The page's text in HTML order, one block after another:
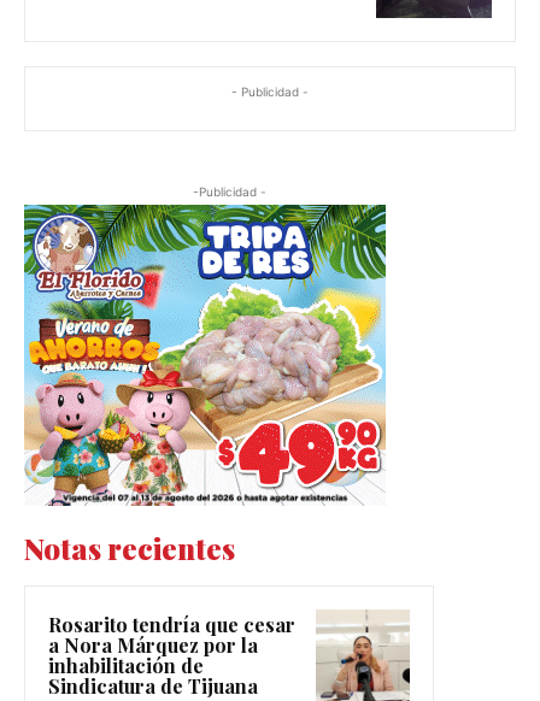
- Publicidad -
-Publicidad -
Notas recientes
Rosarito tendría que cesar
a Nora Márquez por la
inhabilitación de
Sindicatura de Tijuana